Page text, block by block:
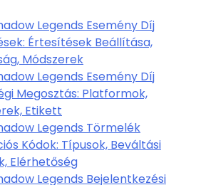
Legends Esemény Díj
Értesítések Beállítása,
Módszerek
Legends Esemény Díj
Megosztás: Platformok,
Etikett
Legends Törmelék
Kódok: Típusok, Beváltási
Elérhetőség
Legends Bejelentkezési